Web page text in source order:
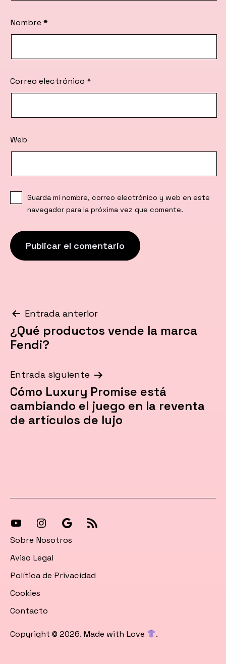
Nombre *
Correo electrónico *
Web
Guarda mi nombre, correo electrónico y web en este
navegador para la próxima vez que comente.
Navegación
de
Entrada anterior
¿Qué productos vende la marca
Fendi?
Entrada siguiente
Cómo Luxury Promise está
cambiando el juego en la reventa
de artículos de lujo
Copyright © 2026. Made with Love .
[27-
icon
icon=»fa
fa-
instagram»]
[27-
icon
icon=»fa
fa-
Síguenos
News
Sobre Nosotros
Aviso Legal
Política de Privacidad
Cookies
Contacto